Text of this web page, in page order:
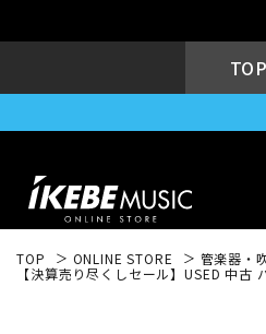
TOP
TOP ONLINE STORE 管楽器・
【決算売り尽くしセール】USED 中